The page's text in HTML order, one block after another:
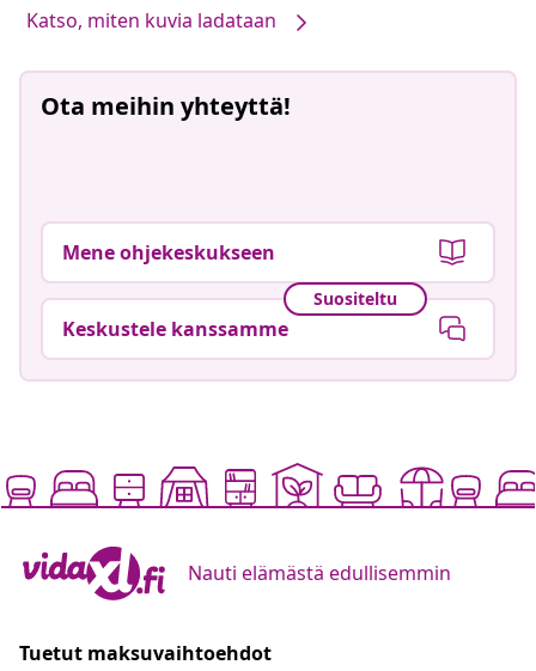
Katso, miten kuvia ladataan
Ota meihin yhteyttä!
Mene ohjekeskukseen
Suositeltu
Keskustele kanssamme
Nauti elämästä edullisemmin
Tuetut maksuvaihtoehdot